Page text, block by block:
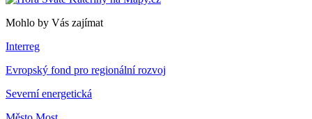
Mohlo by Vás zajímat
Interreg
Evropský fond pro regionální rozvoj
Severní energetická